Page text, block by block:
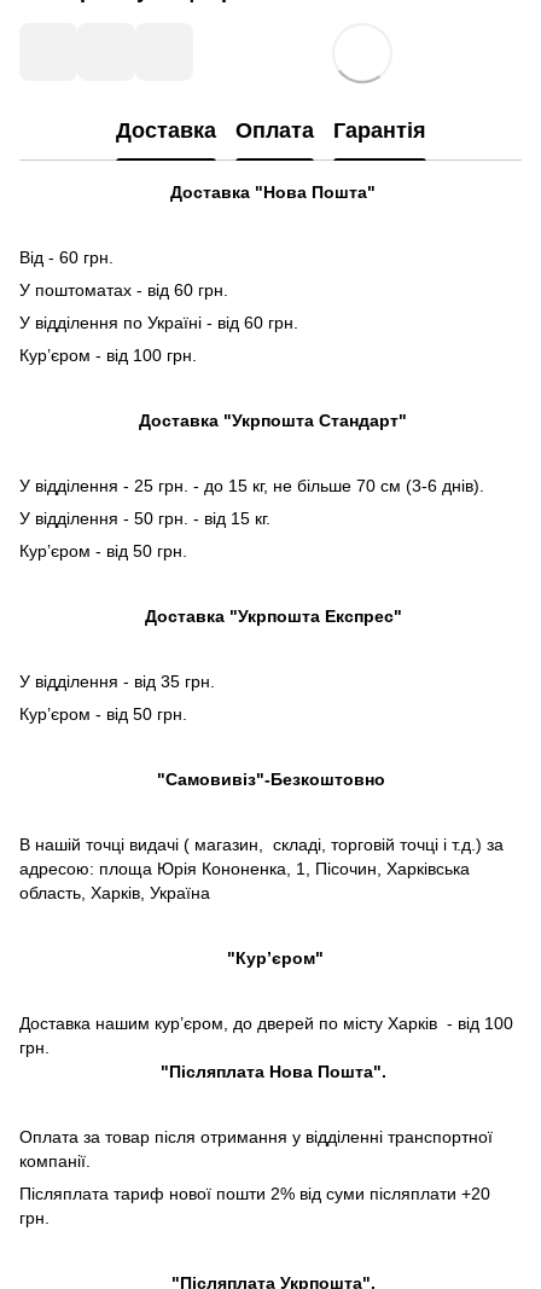
Доставка Оплата Гарантія
Доставка "Нова Пошта"
Від - 60 грн.
У поштоматах - від 60 грн.
У відділення по Україні - від 60 грн.
Кур’єром - від 100 грн.
Доставка "Укрпошта Стандарт"
У відділення - 25 грн. - до 15 кг, не більше 70 см (3-6 днів).
У відділення - 50 грн. - від 15 кг.
Кур’єром - від 50 грн.
Доставка "Укрпошта Експрес"
У відділення - від 35 грн.
Кур’єром - від 50 грн.
"Самовивіз"-Безкоштовно
В нашій точці видачі ( магазин, складі, торговій точці і т.д.) за
адресою: площа Юрія Кононенка, 1, Пісочин, Харківська
область, Харків, Україна
"Кур’єром"
Доставка нашим кур’єром, до дверей по місту Харків - від 100
грн.
"Післяплата Нова Пошта".
Оплата за товар після отримання у відділенні транспортної
компанії.
Післяплата тариф нової пошти 2% від суми післяплати +20
грн.
"Післяплата Укрпошта".